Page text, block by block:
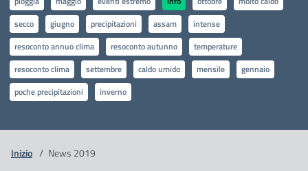
secco
giugno precipitazioni assam
intense
resoconto annuo clima
resoconto autunno
temperature
resoconto clima
settembre caldo umido mensile
gennaio
poche precipitazioni
inverno
Inizio / News 2019